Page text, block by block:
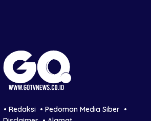
Redaksi
Pedoman Media Siber